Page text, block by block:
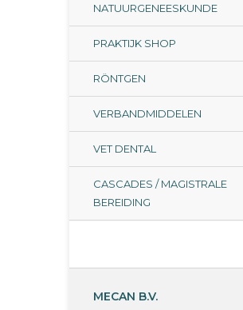
NATUURGENEESKUNDE
PRAKTIJK SHOP
RÖNTGEN
VERBANDMIDDELEN
VET DENTAL
CASCADES / MAGISTRALE
BEREIDING
MECAN B.V.